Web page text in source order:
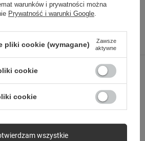
Następny z tej kategorii
warunków i prywatności można
Prywatność i warunki Google.
pliki cookie (wymagane)
Zawsze
aktywne
cookie
cookie
wszystkie